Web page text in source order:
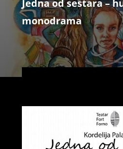
Jedna od sestara –
monodrama